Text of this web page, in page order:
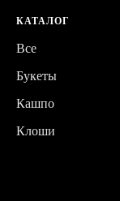
КАТАЛОГ
Все
Букеты
Кашпо
Клоши